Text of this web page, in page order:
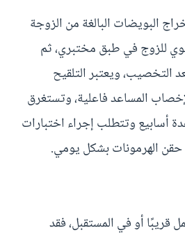
البويضات البالغة من الزوجة
للزوج في طبق مختبري، ثم
التخصيب، ويعتبر التلقيح
المساعد فاعلية، وتستغرق
أسابيع وتتطلب إجراء اختبارات
الهرمونات بشكل يومي.
قريبًا أو في المستقبل، فقد